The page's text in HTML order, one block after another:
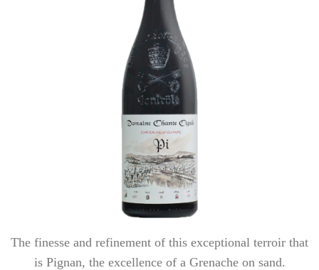
The finesse and refinement of this exceptional terroir that
is Pignan, the excellence of a Grenache on sand.